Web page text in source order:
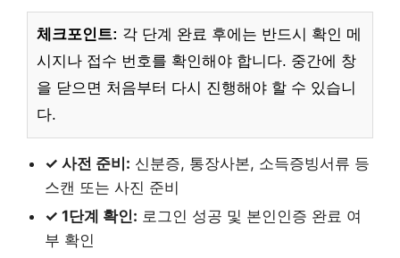
체크포인트: 각 단계 완료 후에는 반드시 확인 메
시지나 접수 번호를 확인해야 합니다. 중간에 창
을 닫으면 처음부터 다시 진행해야 할 수 있습니
다.
✓ 사전 준비: 신분증, 통장사본, 소득증빙서류 등
스캔 또는 사진 준비
✓ 1단계 확인: 로그인 성공 및 본인인증 완료 여
부 확인